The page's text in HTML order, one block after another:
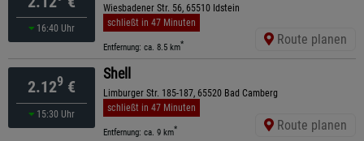
16:40 Uhr
Wiesbadener Str. 56, 65510 Idstein
schließt in 47 Minuten
Entfernung: ca. 8.5 km* Route planen
2.129 €
15:30 Uhr
Shell
Limburger Str. 185-187, 65520 Bad Camberg
schließt in 47 Minuten
Entfernung: ca. 9 km* Route planen